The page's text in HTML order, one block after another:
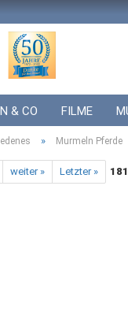
& CO FILME
» Murmeln Pferde
weiter » Letzter »